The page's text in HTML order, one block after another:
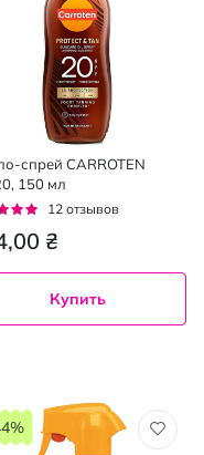
спрей CARROTEN
150 мл
12 отзывов
₴
Купить